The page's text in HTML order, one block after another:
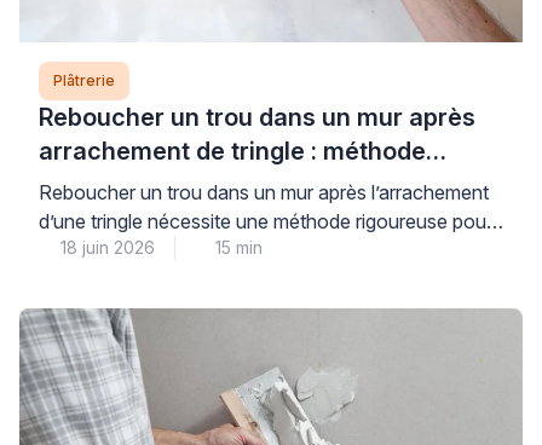
Plâtrerie
Reboucher un trou dans un mur après
arrachement de tringle : méthode
professionnelle
Reboucher un trou dans un mur après l’arrachement
d’une tringle nécessite une méthode rigoureuse pour
garantir à la fois une finition invisible et une nouvelle
souvent les particuliers, qui craignent un résultat
inesthétique ou une nouvelle détérioration rapide du
support. La clé d’une intervention réussie repose sur
trois piliers […]
18 juin 2026 15 min